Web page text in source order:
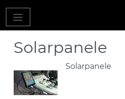
Solarpanele
Solarpanele